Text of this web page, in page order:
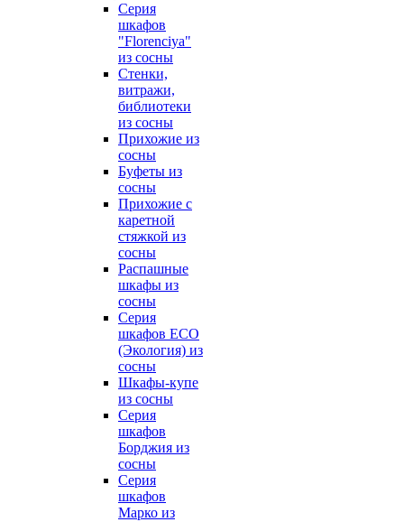
Серия
шкафов
"Florenciya"
из сосны
Стенки,
витражи,
библиотеки
из сосны
Прихожие из
сосны
Буфеты из
сосны
Прихожие с
каретной
стяжкой из
сосны
Распашные
шкафы из
сосны
Серия
шкафов ECO
(Экология) из
сосны
Шкафы-купе
из сосны
Серия
шкафов
Борджия из
сосны
Серия
шкафов
Марко из